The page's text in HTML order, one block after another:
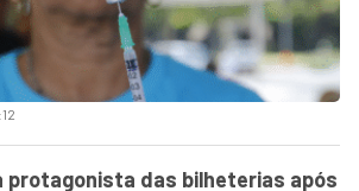
protagonista das bilheterias após